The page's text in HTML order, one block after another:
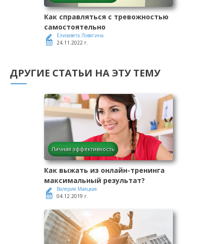
Как справляться с тревожностью
самостоятельно
Елизавета Ловягина
24.11.2022 г.
ДРУГИЕ СТАТЬИ НА ЭТУ ТЕМУ
Личная эффективность
Как выжать из онлайн-тренинга
максимальный результат?
Валерия Маяцкая
04.12.2019 г.